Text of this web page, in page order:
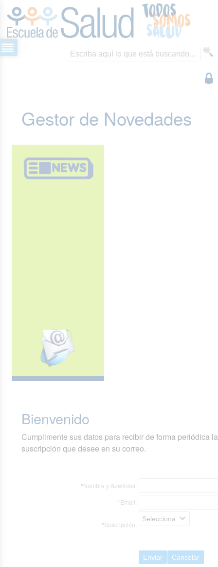
Gestor de Novedades
Bienvenido
Cumplimente sus datos para recibir de forma periódica
suscripción que desee en su correo.
*Nombre y Apellidos:
*Email:
*Suscripción:
Selecciona
Enviar Cancelar